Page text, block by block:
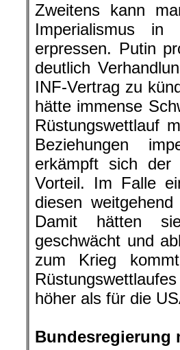
Zweitens kann
Imperialismus
erpressen. Putin
deutlich
INF-Vertrag zu
hätte immense
Rüstungswettlauf
Beziehungen
erkämpft sich der
Vorteil. Im Falle
diesen
Damit hätten
geschwächt und
zum Krieg
höher als für die
Bundesregierung